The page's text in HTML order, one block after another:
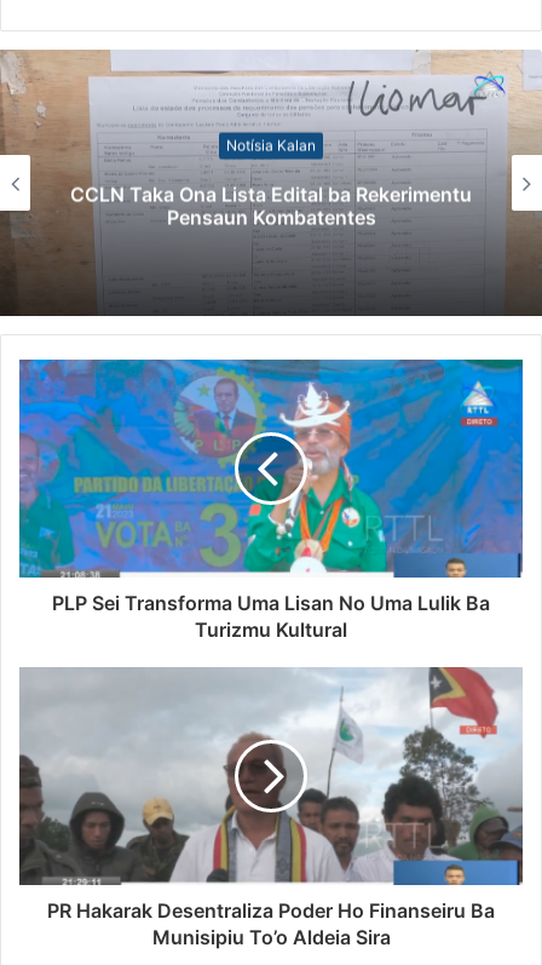
Notísia Kalan
CCLN Taka Ona Lista Edital ba Rekerimentu
Pensaun Kombatentes
PLP Sei Transforma Uma Lisan No Uma Lulik Ba
Turizmu Kultural
PR Hakarak Desentraliza Poder Ho Finanseiru Ba
Munisipiu To’o Aldeia Sira